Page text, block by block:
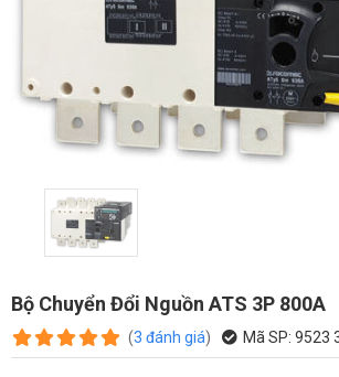
Bộ Chuyển Đổi Nguồn ATS 3P 800A
(3 đánh giá) Mã SP: 9523